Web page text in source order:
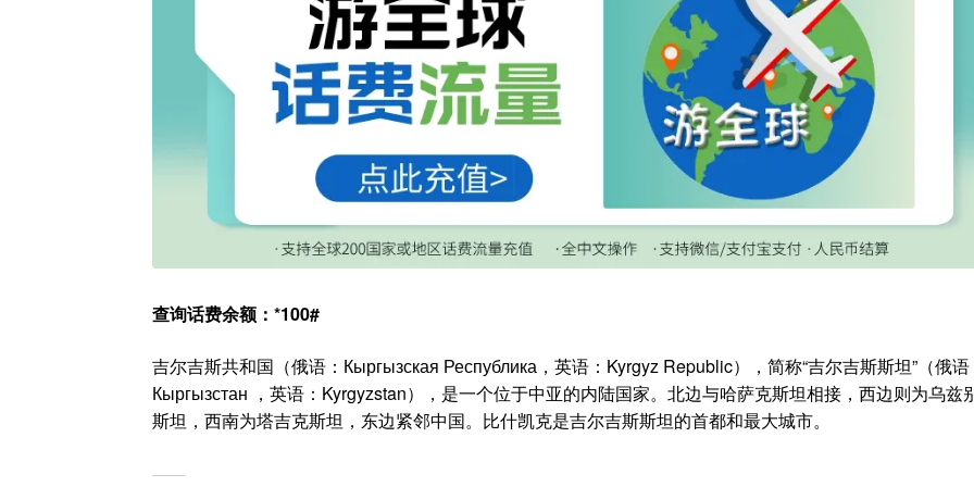
查询话费余额：*100#
吉尔吉斯共和国（俄语：Кыргызская Республика，英语：Kyrgyz Republic），简称“吉尔吉斯斯坦”（俄语
Кыргызстан ，英语：Kyrgyzstan），是一个位于中亚的内陆国家。北边与哈萨克斯坦相接，西边则为乌兹
斯坦，西南为塔吉克斯坦，东边紧邻中国。比什凯克是吉尔吉斯斯坦的首都和最大城市。